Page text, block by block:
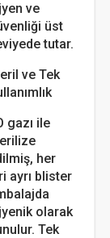
ve
üst
tutar.
ve Tek
gazı ile
her
ayrı blister
olarak
Tek